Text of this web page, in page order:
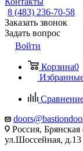
8 (483) 236-70-58
Заказать звонок
Задать вопрос
Войти
Корзина0
Россия,
ул.Шоссейная, д.13